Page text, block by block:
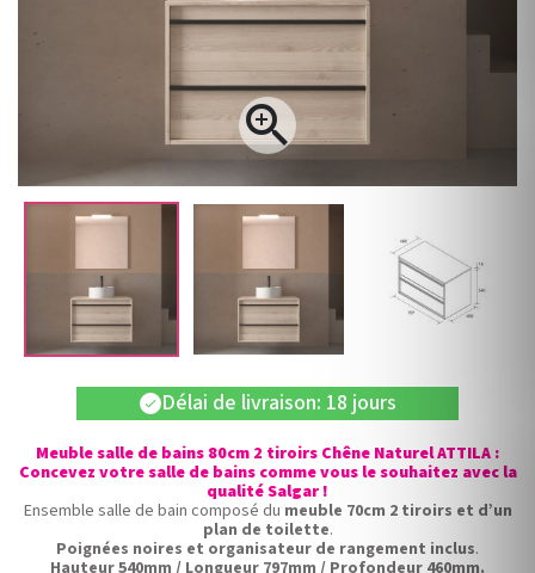

check Délai de livraison: 18 jours
Meuble salle de bains 80cm 2 tiroirs Chêne Naturel ATTILA :
Concevez votre salle de bains comme vous le souhaitez avec la
qualité Salgar !
Ensemble salle de bain composé du meuble 70cm 2 tiroirs et d’un
plan de toilette.
Poignées noires et organisateur de rangement inclus.
Hauteur 540mm / Longueur 797mm / Profondeur 460mm.